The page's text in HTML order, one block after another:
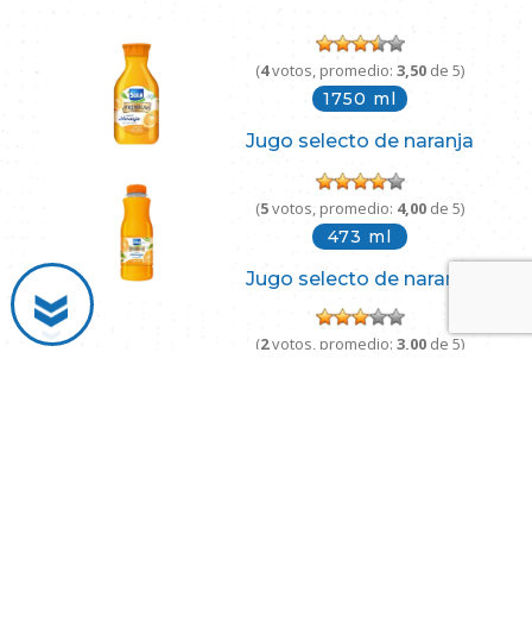
(4votos, promedio:3,50 de 5)
1750 ml
Jugo selecto de naranja
(5votos, promedio: 4,00 de 5)
473 ml
Jugo selecto de naranja
(2votos, promedio:3,00 de 5)